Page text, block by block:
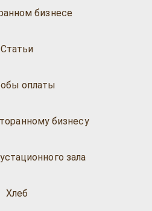
бизнесе
Статьи
оплаты
бизнесу
зала
Хлеб